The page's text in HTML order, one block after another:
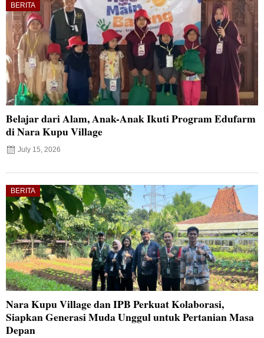
BERITA
Belajar dari Alam, Anak-Anak Ikuti Program Edufarm
di Nara Kupu Village
July 15, 2026
BERITA
Nara Kupu Village dan IPB Perkuat Kolaborasi,
Siapkan Generasi Muda Unggul untuk Pertanian Masa
Depan